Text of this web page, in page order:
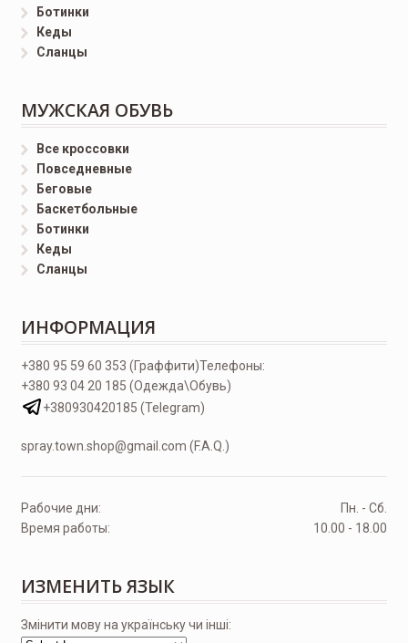
Ботинки
Кеды
Сланцы
МУЖСКАЯ ОБУВЬ
Все кроссовки
Повседневные
Беговые
Баскетбольные
Ботинки
Кеды
Сланцы
ИНФОРМАЦИЯ
Телефоны:
+380 95 59 60 353 (Граффити)
+380 93 04 20 185 (Одежда\Обувь)
+380930420185 (Telegram)
spray.town.shop@gmail.com (F.A.Q.)
Рабочие дни:
Пн. - Сб.
Время работы:
10.00 - 18.00
ИЗМЕНИТЬ ЯЗЫК
Змінити мову на українську чи інші: